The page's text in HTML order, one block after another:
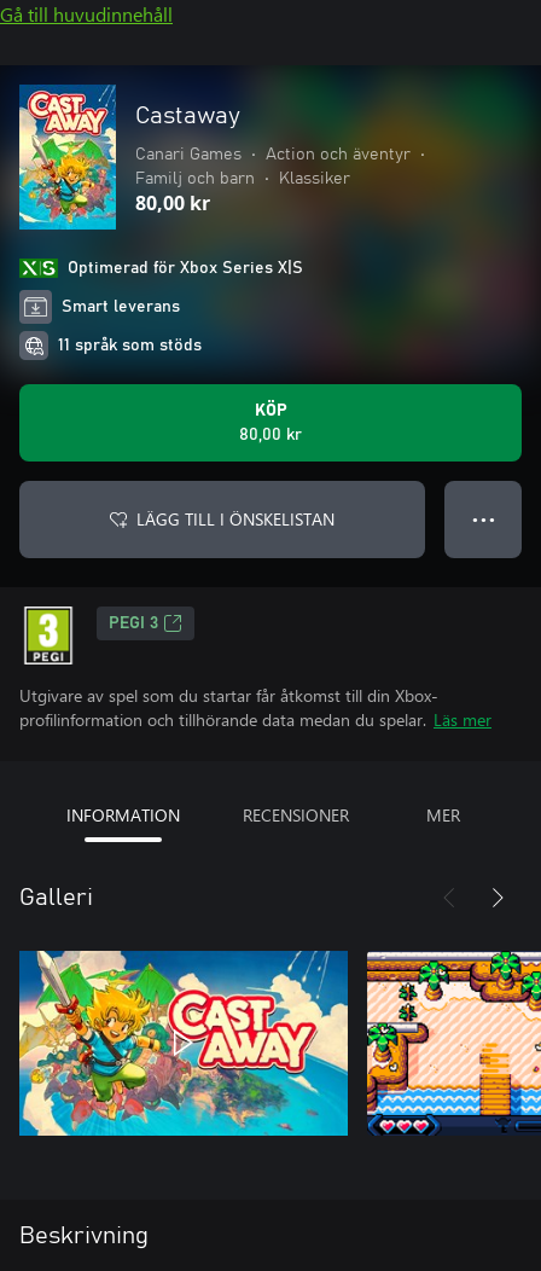
Gå till huvudinnehåll
Castaway
Canari Games • Action och äventyr
•
Familj och barn
• Klassiker
80,00 kr
Optimerad för Xbox Series X|S
Smart leverans
11 språk som stöds
KÖP
80,00 kr
LÄGG TILL I ÖNSKELISTAN ● ● ●
PEGI 3
Utgivare av spel som du startar får åtkomst till din Xbox-
profilinformation och tillhörande data medan du spelar. Läs mer
INFORMATION RECENSIONER MER
Galleri
Beskrivning